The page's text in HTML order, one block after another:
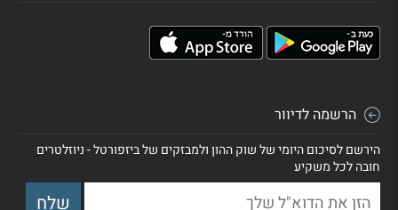
הרשמה לדיוור
הירשם לסיכום היומי של שוק ההון ולמבזקים של ביזפורטל - ניוזלטרים
חובה לכל משקיע